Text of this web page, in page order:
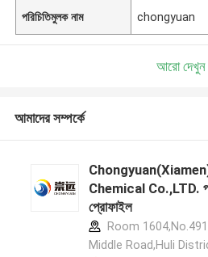
পরিচিতিমুলক নাম chongyuan
আরো দেখুন
আমাদের সম্পর্কে
Chemical Co.,LTD.
প্রোফাইল
Room
Middle Road,Huli